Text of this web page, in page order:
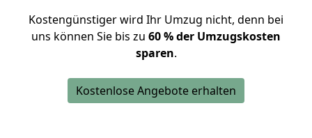
Kostengünstiger wird Ihr Umzug nicht, denn bei
uns können Sie bis zu 60 % der Umzugskosten
sparen.
Kostenlose Angebote erhalten